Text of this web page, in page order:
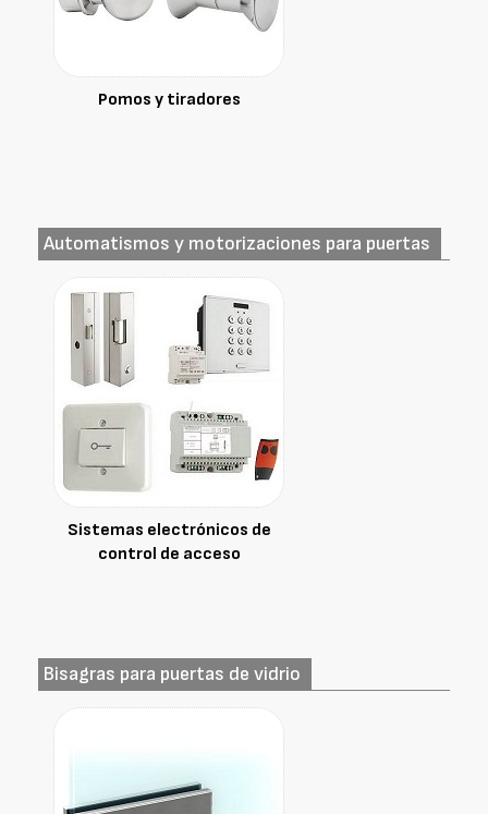
Pomos y tiradores
Automatismos y motorizaciones para puertas
Sistemas electrónicos de
control de acceso
Bisagras para puertas de vidrio